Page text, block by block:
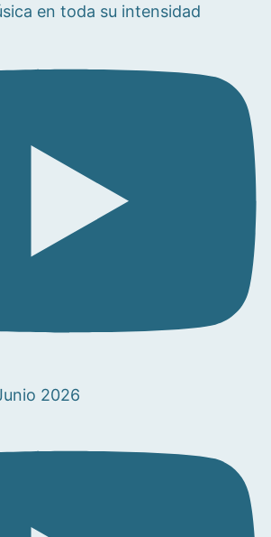
en toda su intensidad
2026